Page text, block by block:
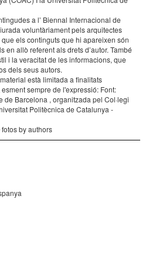
a l’ Biennal Internacional de
voluntàriament pels arquitectes
els continguts que hi apareixen són
en allò referent als drets d’autor. També
i la veracitat de les informacions, que
dels seus autors.
està limitada a finalitats
sempre de l'expressió: Font:
Barcelona , organitzada pel Col·legi
Politècnica de Catalunya -
by authors